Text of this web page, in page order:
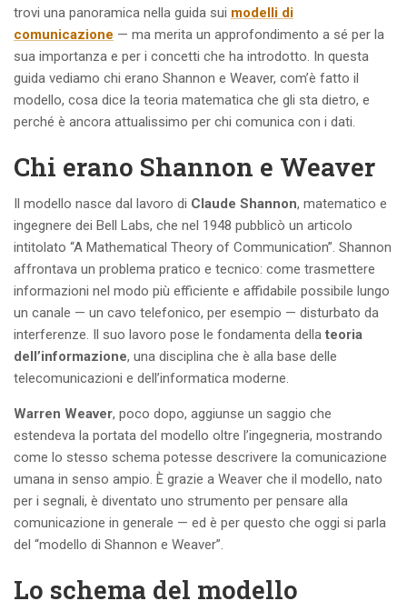
trovi una panoramica nella guida sui modelli di
comunicazione — ma merita un approfondimento a sé per la
sua importanza e per i concetti che ha introdotto. In questa
guida vediamo chi erano Shannon e Weaver, com’è fatto il
modello, cosa dice la teoria matematica che gli sta dietro, e
perché è ancora attualissimo per chi comunica con i dati.
Chi erano Shannon e Weaver
Il modello nasce dal lavoro di Claude Shannon, matematico e
ingegnere dei Bell Labs, che nel 1948 pubblicò un articolo
intitolato “A Mathematical Theory of Communication”. Shannon
affrontava un problema pratico e tecnico: come trasmettere
informazioni nel modo più efficiente e affidabile possibile lungo
un canale — un cavo telefonico, per esempio — disturbato da
interferenze. Il suo lavoro pose le fondamenta della teoria
dell’informazione, una disciplina che è alla base delle
telecomunicazioni e dell’informatica moderne.
Warren Weaver, poco dopo, aggiunse un saggio che
estendeva la portata del modello oltre l’ingegneria, mostrando
come lo stesso schema potesse descrivere la comunicazione
umana in senso ampio. È grazie a Weaver che il modello, nato
per i segnali, è diventato uno strumento per pensare alla
comunicazione in generale — ed è per questo che oggi si parla
del “modello di Shannon e Weaver”.
Lo schema del modello